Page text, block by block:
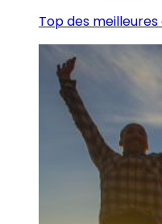
Top des